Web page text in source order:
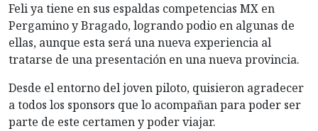
Feli ya tiene en sus espaldas competencias MX en
Pergamino y Bragado, logrando podio en algunas de
ellas, aunque esta será una nueva experiencia al
tratarse de una presentación en una nueva provincia.
Desde el entorno del joven piloto, quisieron agradecer
a todos los sponsors que lo acompañan para poder ser
parte de este certamen y poder viajar.